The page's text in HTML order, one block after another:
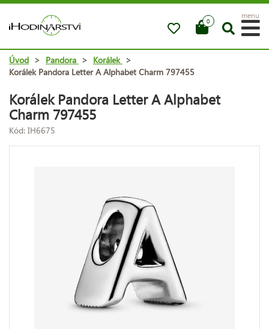
0
menu
Úvod > Pandora > Korálek >
Korálek Pandora Letter A Alphabet Charm 797455
Korálek Pandora Letter A Alphabet
Charm 797455
Kód: IH6675